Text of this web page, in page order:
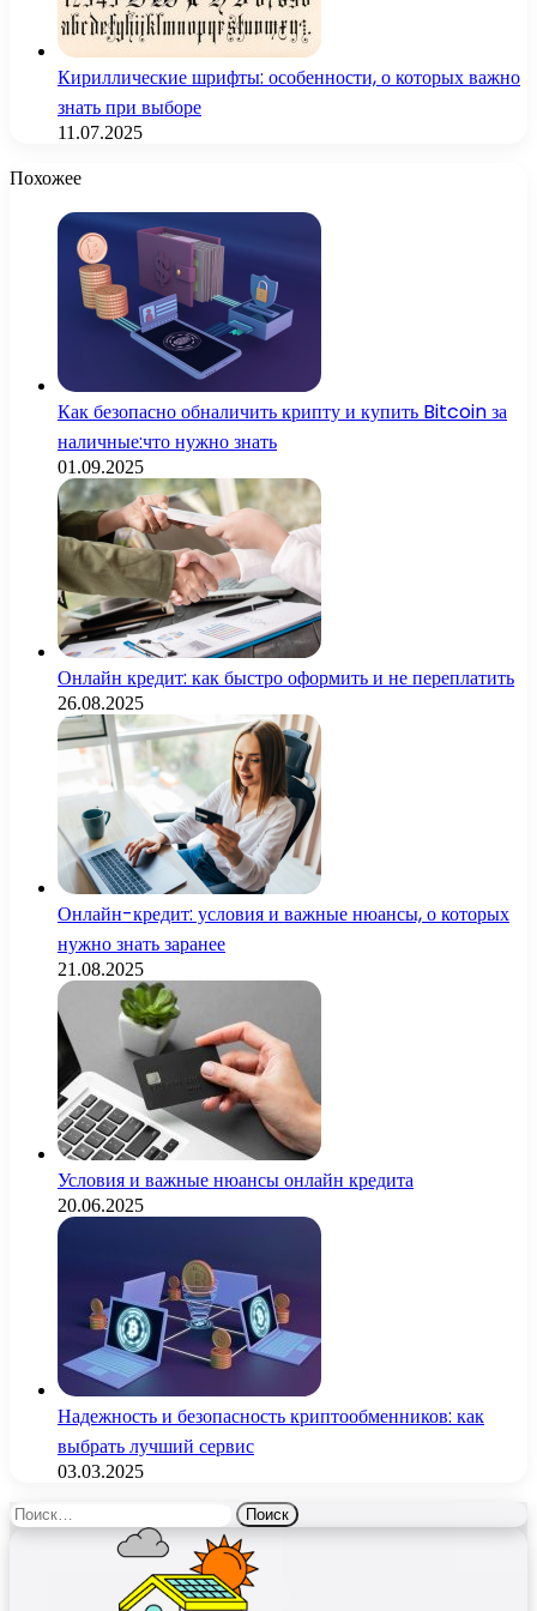
Кириллические шрифты: особенности, о которых важно
знать при выборе
11.07.2025
Похожее
Как безопасно обналичить крипту и купить Bitcoin за
наличные:что нужно знать
01.09.2025
Онлайн кредит: как быстро оформить и не переплатить
26.08.2025
Онлайн-кредит: условия и важные нюансы, о которых
нужно знать заранее
21.08.2025
Условия и важные нюансы онлайн кредита
20.06.2025
Надежность и безопасность криптообменников: как
выбрать лучший сервис
03.03.2025
Найти: